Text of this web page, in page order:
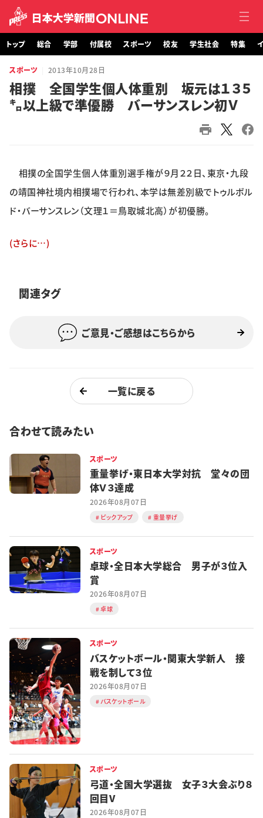
トップ
総合
スポーツ
学生社会
学生記者募集 お問い合わせ
トップ 総合 学部 付属校 スポーツ 校友 学生社会 特集
スポーツ 2013年10月28日
相撲 全国学生個人体重別 坂元は１３５
㌔以上級で準優勝 バーサンスレン初Ｖ
相撲の全国学生個人体重別選手権が９月２２日、東京・九段
の靖国神社境内相撲場で行われ、本学は無差別級でトゥルボル
ド・バーサンスレン（文理１＝鳥取城北高）が初優勝。
(さらに…)
関連タグ
ご意見・ご感想はこちらから
一覧に戻る
合わせて読みたい
スポーツ
重量挙げ・東日本大学対抗 堂々の団
体Ｖ３達成
2026年08月07日
ピックアップ 重量挙げ
スポーツ
卓球・全日本大学総合 男子が３位入
賞
2026年08月07日
卓球
スポーツ
バスケットボール・関東大学新人 接
戦を制して３位
2026年08月07日
バスケットボール
スポーツ
弓道・全国大学選抜 女子３大会ぶり８
回目V
2026年08月07日